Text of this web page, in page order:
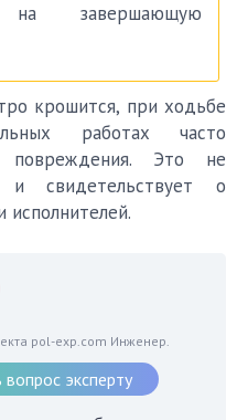
на завершающую
крошится, при ходьбе
работах часто
повреждения. Это не
свидетельствует о
исполнителей.
pol-exp.com Инженер.
вопрос эксперту